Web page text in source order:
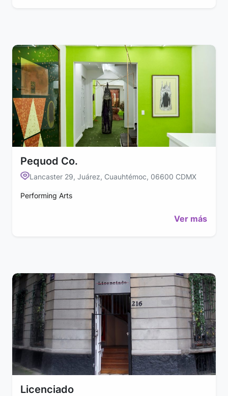
Pequod Co.
Lancaster 29, Juárez, Cuauhtémoc, 06600 CDMX
Performing Arts
Ver más
Licenciado